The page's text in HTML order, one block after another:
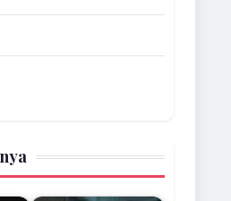
KESEHATAN
Berlebihan Merusak
Kisah Nyata Pria 23 Tahun
kisah nyata yang baru-baru
di media sosial menjadi
peringatan…